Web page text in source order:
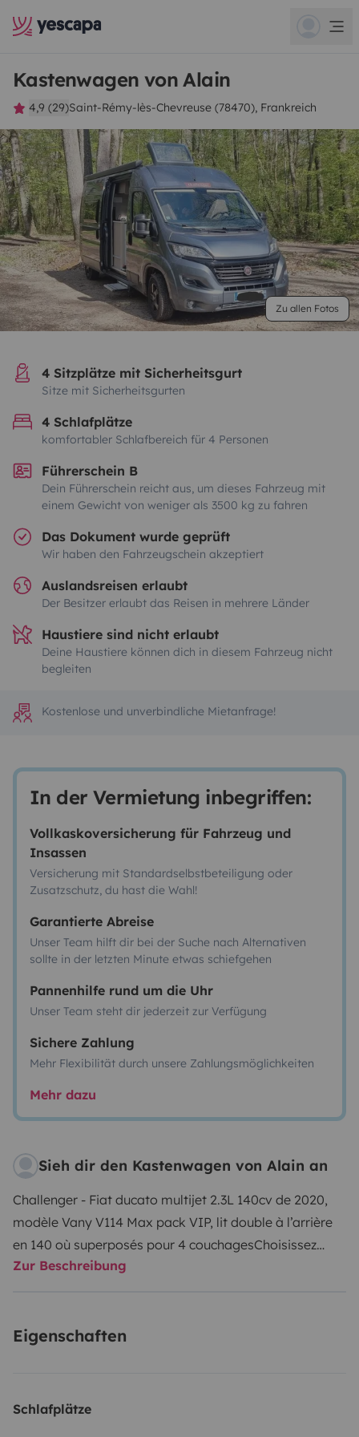
Kastenwagen von Alain
4,9 (29)Saint-Rémy-lès-Chevreuse (78470), Frankreich
Zu allen Fotos
4 Sitzplätze mit Sicherheitsgurt
Sitze mit Sicherheitsgurten
4 Schlafplätze
komfortabler Schlafbereich für 4 Personen
Führerschein B
Dein Führerschein reicht aus, um dieses Fahrzeug mit
einem Gewicht von weniger als 3500 kg zu fahren
Das Dokument wurde geprüft
Wir haben den Fahrzeugschein akzeptiert
Auslandsreisen erlaubt
Der Besitzer erlaubt das Reisen in mehrere Länder
Haustiere sind nicht erlaubt
Deine Haustiere können dich in diesem Fahrzeug nicht
begleiten
Kostenlose und unverbindliche Mietanfrage!
In der Vermietung inbegriffen:
Vollkaskoversicherung für Fahrzeug und
Insassen
Versicherung mit Standardselbstbeteiligung oder
Zusatzschutz, du hast die Wahl!
Garantierte Abreise
Unser Team hilft dir bei der Suche nach Alternativen
sollte in der letzten Minute etwas schiefgehen
Pannenhilfe rund um die Uhr
Unser Team steht dir jederzeit zur Verfügung
Sichere Zahlung
Mehr Flexibilität durch unsere Zahlungsmöglichkeiten
Mehr dazu
Sieh dir den Kastenwagen von Alain an
Challenger - Fiat ducato multijet 2.3L 140cv de 2020,
modèle Vany V114 Max pack VIP, lit double à l’arrière
en 140 où superposés pour 4 couchagesChoisissez
votre confort !Le Vany fait partie des fourgons
fourgon 4 places comprenant entre autres les
significativement le volume du salon.
Zur Beschreibung
Eigenschaften
Schlafplätze